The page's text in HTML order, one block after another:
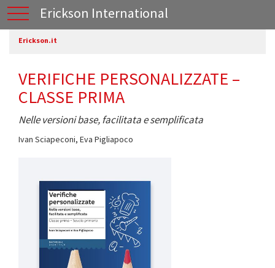
Erickson International
Erickson.it
VERIFICHE PERSONALIZZATE –
CLASSE PRIMA
Nelle versioni base, facilitata e semplificata
Ivan Sciapeconi, Eva Pigliapoco